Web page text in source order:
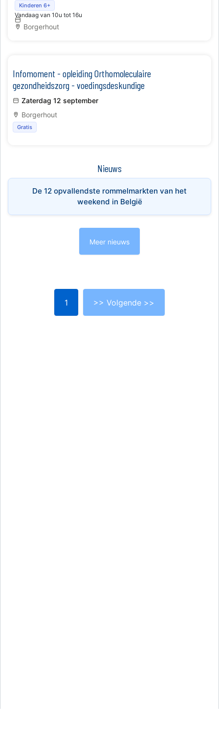
EcoHuis Antwerpen
Kinderen 6+
Vandaag van 10u tot 16u
Borgerhout
Infomoment - opleiding Orthomoleculaire
gezondheidszorg - voedingsdeskundige
Zaterdag 12 september
Borgerhout
Gratis
Nieuws
De 12 opvallendste rommelmarkten van het
weekend in België
Meer nieuws
1 >> Volgende >>